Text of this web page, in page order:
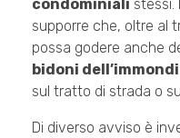
condominiali stessi.
supporre che, oltre al
possa godere anche
bidoni
sul tratto di strada o
Di diverso avviso è